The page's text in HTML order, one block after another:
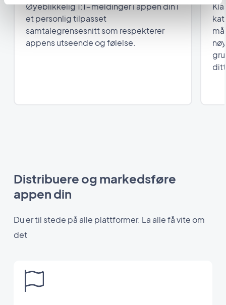
Øyeblikkelig 1:1-meldinger i appen din i
et personlig tilpasset
samtalegrensesnitt som respekterer
appens utseende og følelse.
Distribuere og markedsføre
appen din
Du er til stede på alle plattformer. La alle få vite om
det